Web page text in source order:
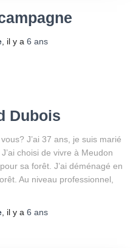
, il y a 6 ans
Dubois
J’ai 37 ans, je suis marié
choisi de vivre à Meudon
sa forêt. J’ai déménagé en
Au niveau professionnel,
, il y a 6 ans